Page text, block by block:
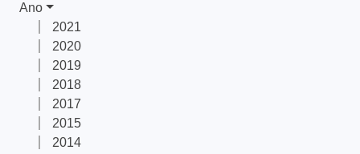
Ano
2021
2020
2019
2018
2017
2015
2014